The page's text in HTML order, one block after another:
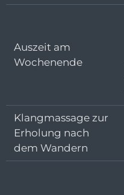
Auszeit am
Wochenende
Klangmassage zur
Erholung nach
dem Wandern